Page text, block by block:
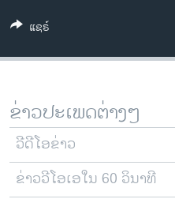
ວິທະຍາສາດ-ເທັກໂນໂລຈີ
ທຸລະກິດ
ວີດີໂອ
ສຽງ
ລາຍການກະຈາຍສຽງ
ຕິດຕາມພວກເຮົາ ທີ່
ແຊຣ໌
ຂ່າວປະເພດຕ່າງໆ
ວີດີໂອຂ່າວ
ຂ່າວວີໂອເອໃນ 60 ວິນາທີ